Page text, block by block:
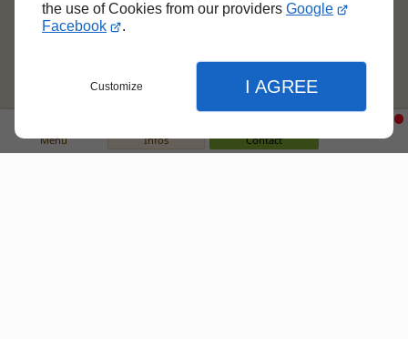
the use of Cookies from our providers Google
Facebook
.
Customize I AGREE
Menu Infos Contact